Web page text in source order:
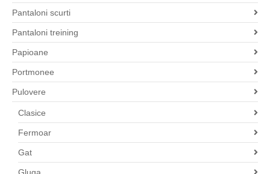
Pantaloni scurti
Pantaloni treining
Papioane
Portmonee
Pulovere
Clasice
Fermoar
Gat
Gluga